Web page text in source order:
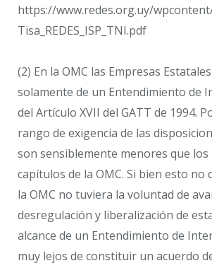
https://www.redes.org.uy/
Tisa_REDES_ISP_TNI.pdf
(2) En la OMC las Empresas
solamente de un Entendimiento de
del Artículo XVII del GATT de 1994.
rango de exigencia de las
son sensiblemente menores que los
capítulos de la OMC. Si bien esto no
la OMC no tuviera la voluntad de
desregulación y liberalización de
alcance de un Entendimiento de
muy lejos de constituir un acuerdo